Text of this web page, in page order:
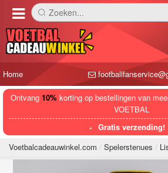
󰅼 Zoeken...
Home
Ontvang 10%korting op bestellingen van
VOETBAL
Gratis verzending!
Voetbalcadeauwinkel.com
Spelerstenues